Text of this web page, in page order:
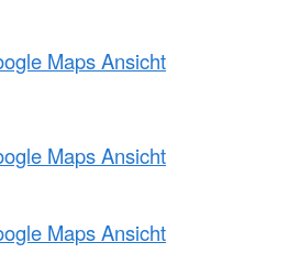
Maps Ansicht
Maps Ansicht
Maps Ansicht